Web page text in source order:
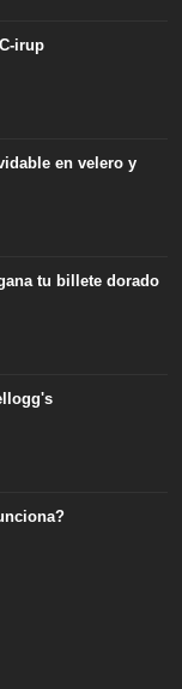
irup
en velero y
tu billete dorado